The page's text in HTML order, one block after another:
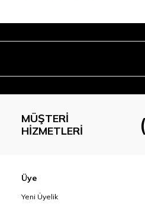
MÜŞTERI
HIZMETLERI
Üye
Yeni Üyelik